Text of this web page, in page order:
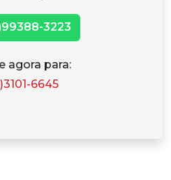
3223
agora para:
6645